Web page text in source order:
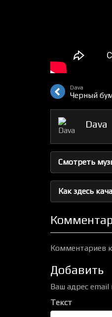
Dava
Черный
Dava
Смотреть
Как здесь
Комментариев
Добавить
Ваш адрес email
Текст